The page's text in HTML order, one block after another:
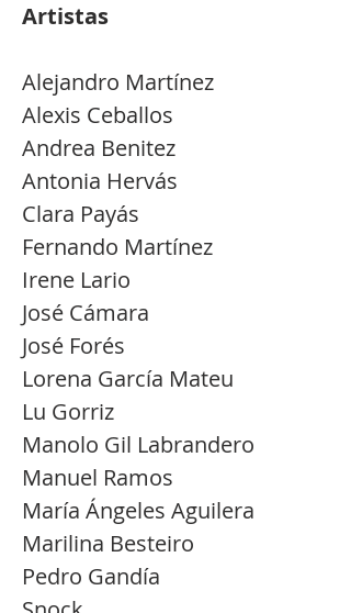
Artistas
Alejandro Martínez
Alexis Ceballos
Andrea Benitez
Antonia Hervás
Clara Payás
Fernando Martínez
Irene Lario
José Cámara
José Forés
Lorena García Mateu
Lu Gorriz
Manolo Gil Labrandero
Manuel Ramos
María Ángeles Aguilera
Marilina Besteiro
Pedro Gandía